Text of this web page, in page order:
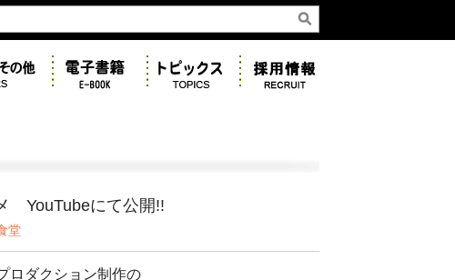
YouTubeにて公開!!
堂
ロダクション制作の